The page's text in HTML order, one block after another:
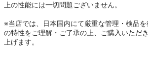
上の性能には一切問題ございません。
※当店では、日本国内にて厳重な管理・検品
の特性をご理解・ご了承の上、ご購入いただ
上げます。